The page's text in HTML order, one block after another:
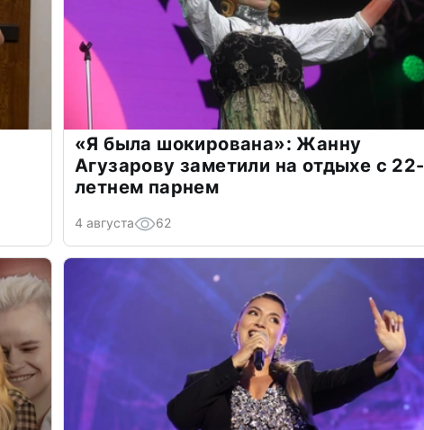
«Я была шокирована»: Жанну
Агузарову заметили на отдыхе с 22-
летнем парнем
4 августа 62